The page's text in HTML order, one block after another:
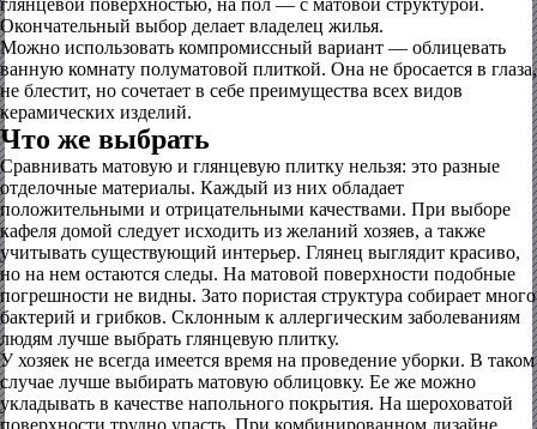
глянцевой поверхностью, на пол — с матовой структурой.
Окончательный выбор делает владелец жилья.
Можно использовать компромиссный вариант — облицевать
ванную комнату полуматовой плиткой. Она не бросается в глаза,
не блестит, но сочетает в себе преимущества всех видов
керамических изделий.
Что же выбрать
Сравнивать матовую и глянцевую плитку нельзя: это разные
отделочные материалы. Каждый из них обладает
положительными и отрицательными качествами. При выборе
кафеля домой следует исходить из желаний хозяев, а также
учитывать существующий интерьер. Глянец выглядит красиво,
но на нем остаются следы. На матовой поверхности подобные
погрешности не видны. Зато пористая структура собирает много
бактерий и грибков. Склонным к аллергическим заболеваниям
людям лучше выбрать глянцевую плитку.
У хозяек не всегда имеется время на проведение уборки. В таком
случае лучше выбирать матовую облицовку. Ее же можно
укладывать в качестве напольного покрытия. На шероховатой
поверхности трудно упасть. При комбинированном дизайне